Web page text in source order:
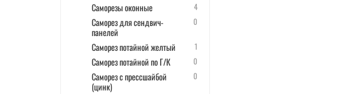
Саморезы оконные 4
Саморез для сендвич-
панелей
0
Саморез потайной желтый 1
Саморез потайной по Г/К 0
Саморез с прессшайбой
(цинк)
0